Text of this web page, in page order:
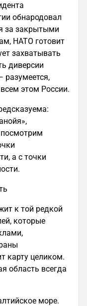
обнародовал
за закрытыми
НАТО готовит
захватывать
диверсии
этом России.
посмотрим
а с точки
к той редкой
которые
карту целиком.
область всегда
море.